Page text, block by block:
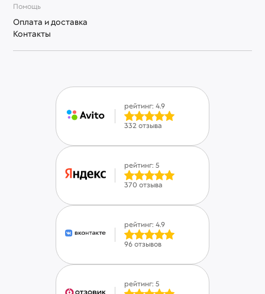
Помощь
Оплата и доставка
Контакты
рейтинг: 4.9
332 отзыва
рейтинг: 5
370 отзыва
рейтинг: 4.9
96 отзывов
рейтинг: 5